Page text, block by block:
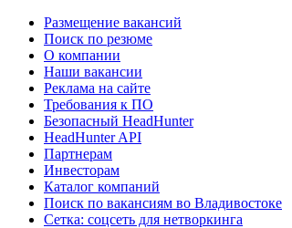
Размещение вакансий
Поиск по резюме
О компании
Наши вакансии
Реклама на сайте
Требования к ПО
Безопасный HeadHunter
HeadHunter API
Партнерам
Инвесторам
Каталог компаний
Поиск по вакансиям во Владивостоке
Сетка: соцсеть для нетворкинга